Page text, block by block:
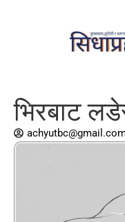
भिरबाट